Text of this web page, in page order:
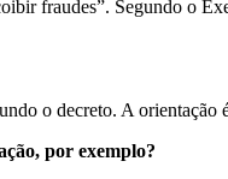
fraudes”. Segundo o
o decreto. A orientação
por exemplo?